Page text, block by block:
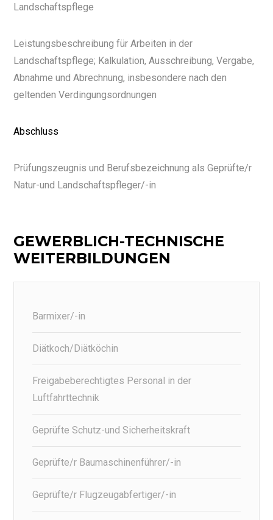
Landschaftspflege
Leistungsbeschreibung für Arbeiten in der
Landschaftspflege; Kalkulation, Ausschreibung, Vergabe,
Abnahme und Abrechnung, insbesondere nach den
geltenden Verdingungsordnungen
Abschluss
Prüfungszeugnis und Berufsbezeichnung als Geprüfte/r
Natur-und Landschaftspfleger/-in
GEWERBLICH-TECHNISCHE
WEITERBILDUNGEN
Barmixer/-in
Diätkoch/Diätköchin
Freigabeberechtigtes Personal in der
Luftfahrttechnik
Geprüfte Schutz-und Sicherheitskraft
Geprüfte/r Baumaschinenführer/-in
Geprüfte/r Flugzeugabfertiger/-in